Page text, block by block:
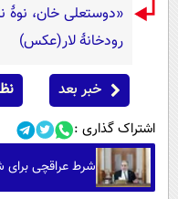
«دوستعلی خان، نوۀ
رودخانۀ لار(عکس)
خبر بعد
اشتراک گذاری :
شرط عراقچی برای